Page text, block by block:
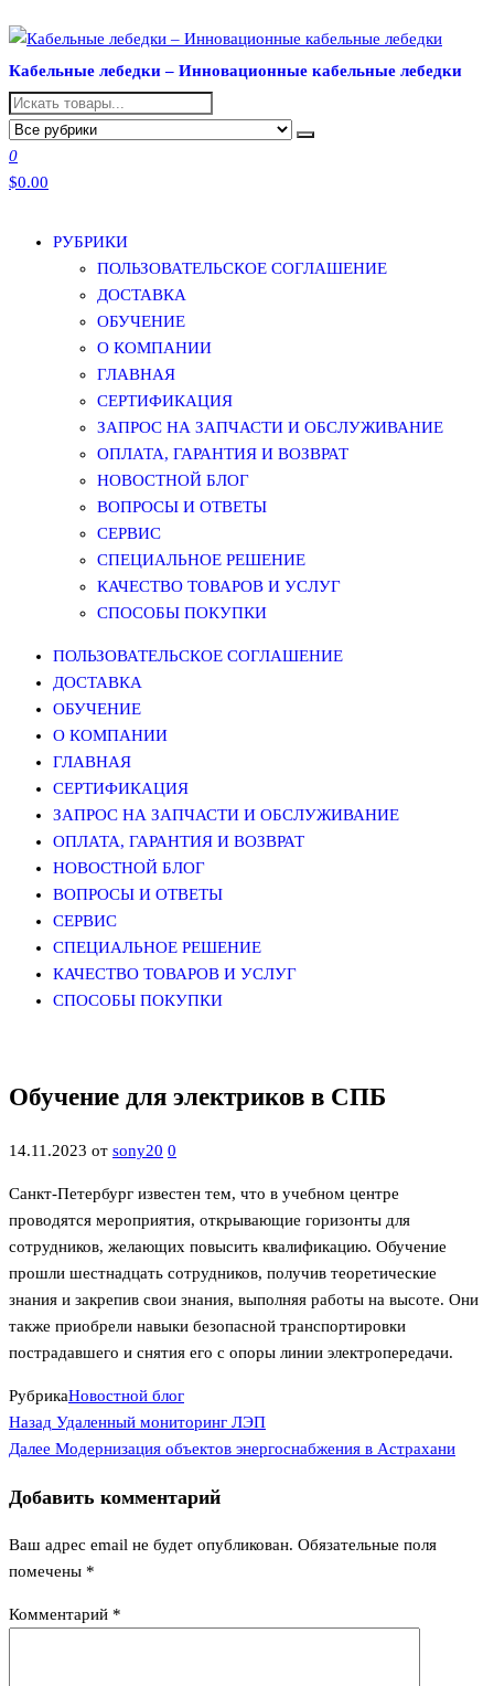
к
содержимому
Кабельные лебедки – Инновационные кабельные лебедки
0
$0.00
РУБРИКИ
ПОЛЬЗОВАТЕЛЬСКОЕ СОГЛАШЕНИЕ
ДОСТАВКА
ОБУЧЕНИЕ
О КОМПАНИИ
ГЛАВНАЯ
СЕРТИФИКАЦИЯ
ЗАПРОС НА ЗАПЧАСТИ И ОБСЛУЖИВАНИЕ
ОПЛАТА, ГАРАНТИЯ И ВОЗВРАТ
НОВОСТНОЙ БЛОГ
ВОПРОСЫ И ОТВЕТЫ
СЕРВИС
СПЕЦИАЛЬНОЕ РЕШЕНИЕ
КАЧЕСТВО ТОВАРОВ И УСЛУГ
СПОСОБЫ ПОКУПКИ
ПОЛЬЗОВАТЕЛЬСКОЕ СОГЛАШЕНИЕ
ДОСТАВКА
ОБУЧЕНИЕ
О КОМПАНИИ
ГЛАВНАЯ
СЕРТИФИКАЦИЯ
ЗАПРОС НА ЗАПЧАСТИ И ОБСЛУЖИВАНИЕ
ОПЛАТА, ГАРАНТИЯ И ВОЗВРАТ
НОВОСТНОЙ БЛОГ
ВОПРОСЫ И ОТВЕТЫ
СЕРВИС
СПЕЦИАЛЬНОЕ РЕШЕНИЕ
КАЧЕСТВО ТОВАРОВ И УСЛУГ
СПОСОБЫ ПОКУПКИ
Обучение для электриков в СПБ
14.11.2023 от sony20 0
Санкт-Петербург известен тем, что в учебном центре
проводятся мероприятия, открывающие горизонты для
сотрудников, желающих повысить квалификацию. Обучение
прошли шестнадцать сотрудников, получив теоретические
знания и закрепив свои знания, выполняя работы на высоте. Они
также приобрели навыки безопасной транспортировки
пострадавшего и снятия его с опоры линии электропередачи.
РубрикаНовостной блог
Навигация
записям
Предыдущая
запись
Назад Удаленный мониторинг ЛЭП
Следующая
Далее Модернизация объектов энергоснабжения в Астрахани
Добавить комментарий
Ваш адрес email не будет опубликован. Обязательные поля
помечены *
Комментарий *